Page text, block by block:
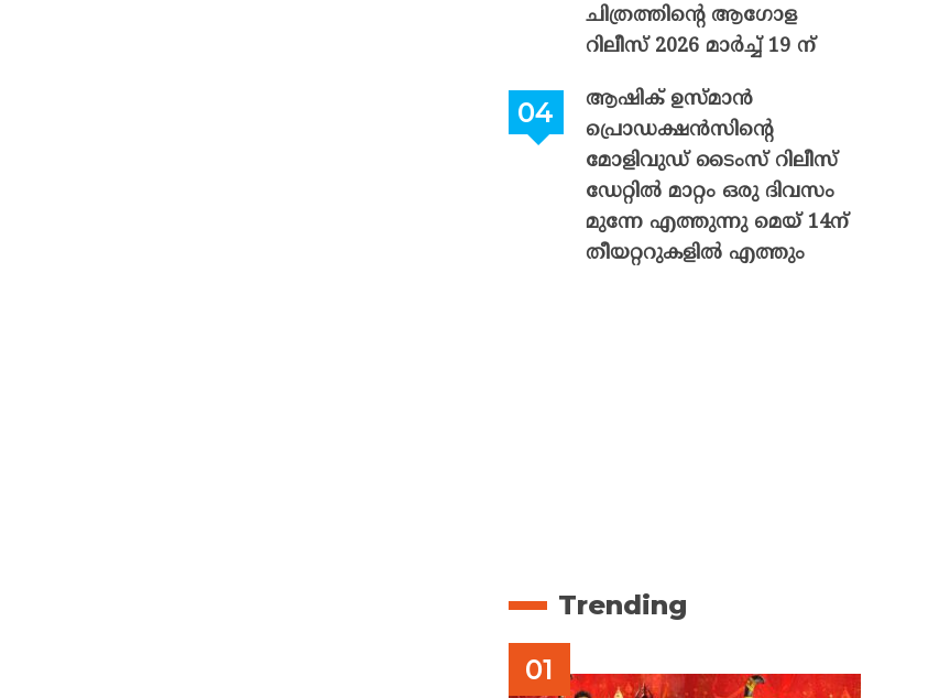
ചിത്രത്തിന്റെ ആഗോള
റിലീസ് 2026 മാർച്ച് 19 ന്
ആഷിക് ഉസ്മാൻ
പ്രൊഡക്ഷൻസിന്റെ
മോളിവുഡ് ടൈംസ് റിലീസ്
ഡേറ്റിൽ മാറ്റം ഒരു ദിവസം
മുന്നേ എത്തുന്നു മെയ് 14ന്
തീയറ്ററുകളിൽ എത്തും
Trending